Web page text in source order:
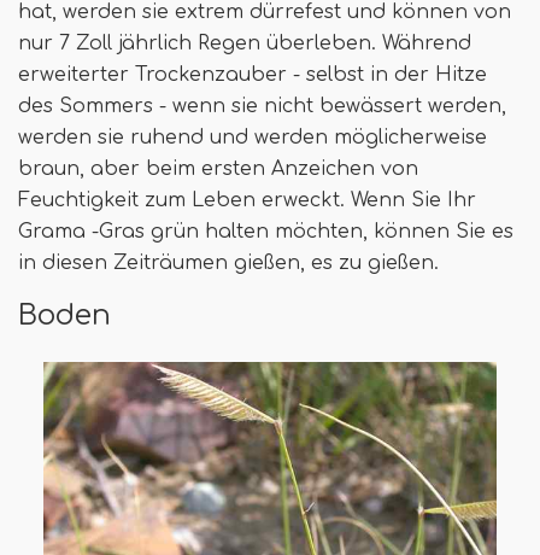
hat, werden sie extrem dürrefest und können von
nur 7 Zoll jährlich Regen überleben. Während
erweiterter Trockenzauber - selbst in der Hitze
des Sommers - wenn sie nicht bewässert werden,
werden sie ruhend und werden möglicherweise
braun, aber beim ersten Anzeichen von
Feuchtigkeit zum Leben erweckt. Wenn Sie Ihr
Grama -Gras grün halten möchten, können Sie es
in diesen Zeiträumen gießen, es zu gießen.
Boden